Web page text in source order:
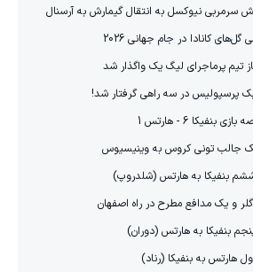
سرمربی نیوکسل به انتقال گیمارش به آرسنال
گل‌های کانادا در جام جهانی 2026
تیم پرماجرای لیگ یک واگذار شد
پرسپولیس در سه راهی گرفتار شد!
بنفیکا 6 - هارتس 1
جالب تونی کروس به وینیسیوس
بنفیکا به هارتس (شلدروپ)
و یک مدافع مطرح در راه اصفهان
بنفیکا به هارتس (دوران)
هارتس به بنفیکا (رناد)